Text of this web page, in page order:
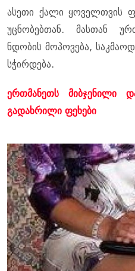
ასეთი ქალი ყოველთვის
უცნობებთან. მასთან
ნდობის მოპოვება,
სჭირდება.
ერთმანეთს მიბჯენილი
გადახრილი ფეხები